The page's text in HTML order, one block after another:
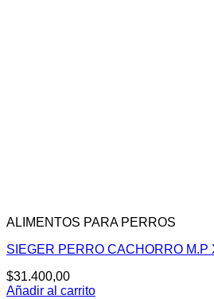
ALIMENTOS PARA PERROS
SIEGER PERRO CACHORRO M.P
$31.400,00
Añadir al carrito